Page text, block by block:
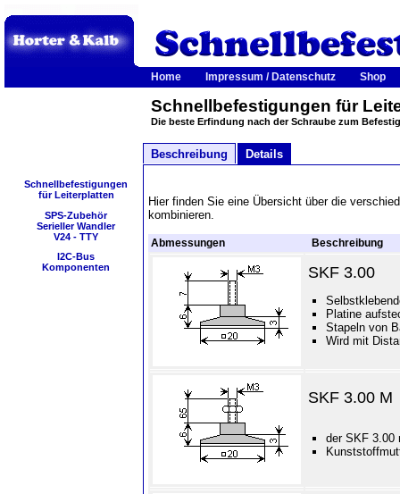
Home Impressum / Datenschutz Shop
Schnellbefestigungen für
Die beste Erfindung nach der Schraube zum
Beschreibung Details
Schnellbefestigungen
für Leiterplatten
SPS-Zubehör
Serieller Wandler
V24 - TTY
I2C-Bus
Komponenten
Hier finden Sie eine Übersicht über die
kombinieren.
Abmessungen Beschreibung
SKF 3.00
Platine
Stapeln von
Wird mit
SKF 3.00 M
der SKF 3.00